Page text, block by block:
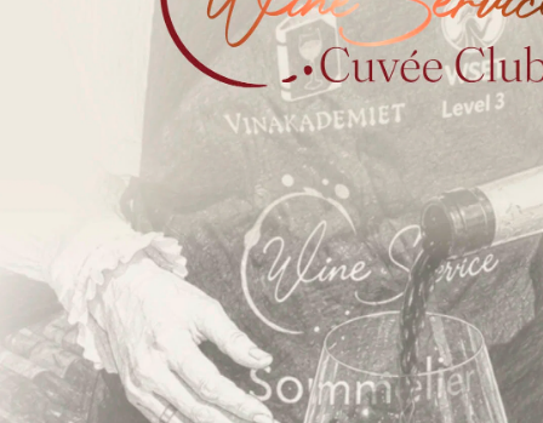
ESG og bæredygtighed
MAX
ALKOHOL
ALDERSGRÆNSE
FOR SALG